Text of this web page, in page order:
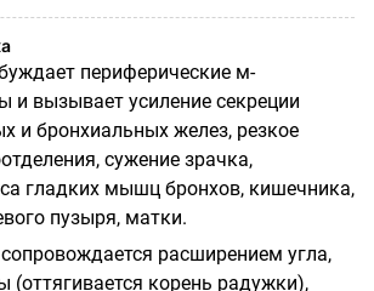
периферические м-
и вызывает усиление секреции
и бронхиальных желез, резкое
сужение зрачка,
гладких мышц бронхов, кишечника,
пузыря, матки.
расширением угла,
(оттягивается корень радужки),